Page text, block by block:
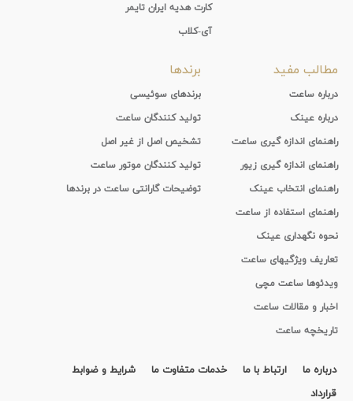
کارت هدیه ایران تایمر
آی-کلاب
مطالب مفید
درباره ساعت
درباره عینک
راهنمای اندازه گیری ساعت
راهنمای اندازه گیری زیور
راهنمای انتخاب عینک
راهنمای استفاده از ساعت
نحوه نگهداری عینک
تعاریف ویژگیهای ساعت
ویدئوها ساعت مچی
اخبار و مقالات ساعت
تاریخچه ساعت
برندها
برندهای سوئیسی
تولید کنندگان ساعت
تشخیص اصل از غیر اصل
تولید کنندگان موتور ساعت
توضیحات گارانتی ساعت در برندها
درباره ما ارتباط با ما خدمات متفاوت ما
شرایط و ضوابط
قرارداد